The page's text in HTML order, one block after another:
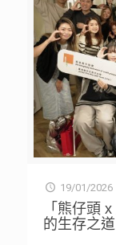
19/01/2026
「熊仔頭
的生存之道